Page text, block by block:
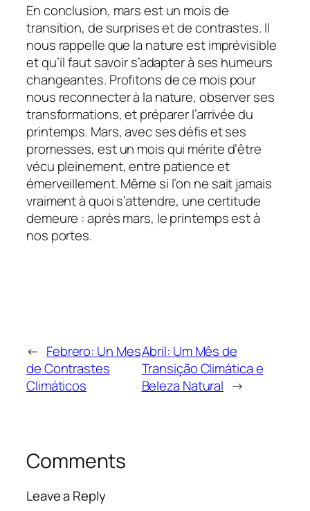
En conclusion, mars est un mois de
transition, de surprises et de contrastes. Il
nous rappelle que la nature est imprévisible
et qu’il faut savoir s’adapter à ses humeurs
changeantes. Profitons de ce mois pour
nous reconnecter à la nature, observer ses
transformations, et préparer l’arrivée du
printemps. Mars, avec ses défis et ses
promesses, est un mois qui mérite d’être
vécu pleinement, entre patience et
émerveillement. Même si l’on ne sait jamais
vraiment à quoi s’attendre, une certitude
demeure : après mars, le printemps est à
nos portes.
← Febrero: Un Mes
de Contrastes
Climáticos
Abril: Um Mês de
Transição Climática e
Beleza Natural →
Comments
Leave a Reply